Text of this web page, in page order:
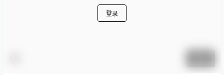
登录